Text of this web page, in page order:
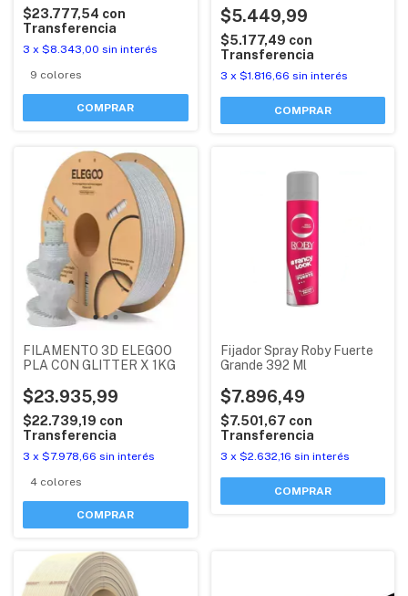
$23.777,54 con
Transferencia
3 x $8.343,00 sin interés
9 colores
COMPRAR
CELESTE
$5.449,99
$5.177,49 con
Transferencia
3 x $1.816,66 sin interés
FILAMENTO 3D ELEGOO
PLA CON GLITTER X 1KG
$23.935,99
$22.739,19 con
Transferencia
3 x $7.978,66 sin interés
4 colores
COMPRAR
Fijador Spray Roby Fuerte
Grande 392 Ml
$7.896,49
$7.501,67 con
Transferencia
3 x $2.632,16 sin interés